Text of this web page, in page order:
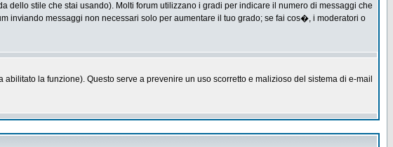
dello stile che stai usando). Molti forum utilizzano i gradi per indicare il numero di messaggi che
inviando messaggi non necessari solo per aumentare il tuo grado; se fai cos�, i moderatori o
la funzione). Questo serve a prevenire un uso scorretto e malizioso del sistema di e-mail